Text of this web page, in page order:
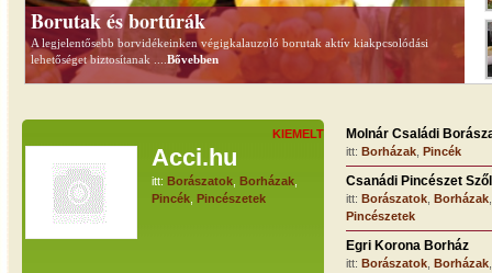
Borutak és bortúrák
A legjelentősebb borvidékeinken végigkalauzoló borutak aktív kiakpcsolódási
lehetőséget biztosítanak .... Bővebben
KIEMELT
Acci.hu
itt: Borászatok Borházak
Pincék Pincészetek
Molnár Családi
itt: Borházak Pincék
Csanádi Pincészet
itt: Borászatok Borházak
Pincészetek
Egri Korona Borház
itt: Borászatok Borházak